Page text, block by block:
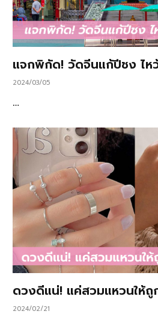
แจกพิกัด! วัดจีนแก้ปีชง ไห
2024/03/05
…
ดวงดีแน่! แค่สวมแหวนให้ถู
2024/02/21